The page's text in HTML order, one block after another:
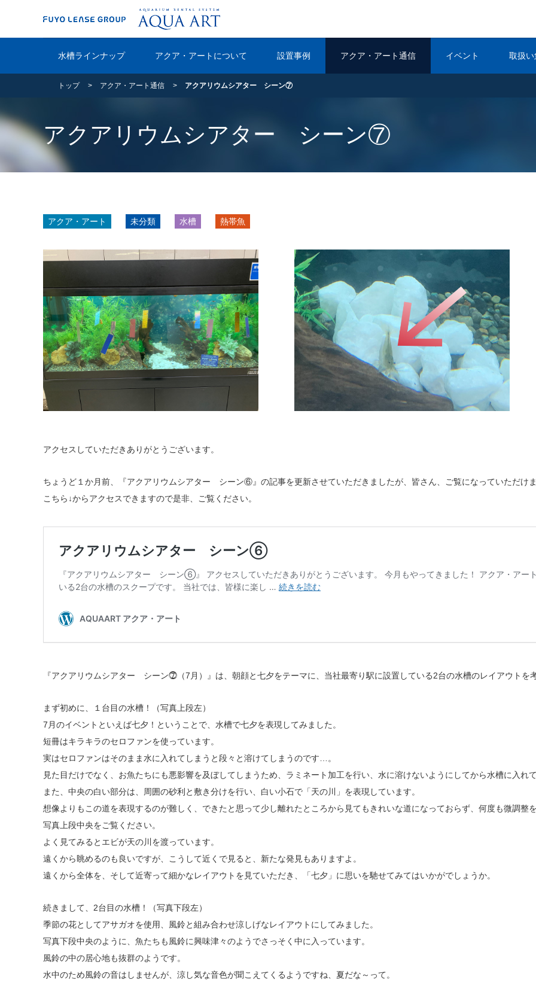
水槽ラインナップ アクア・アートについて 設置事例 アクア・アート通信 イベント 取扱い
トップ アクア・アート通信 アクアリウムシアター シーン⑦
アクアリウムシアター シーン⑦
アクア・アート 未分類 水槽 熱帯魚
アクセスしていただきありがとうございます。
ちょうど１か月前、『アクアリウムシアター シーン⑥』の記事を更新させていただきましたが、皆さん、ご覧になっていただけま
こちら↓からアクセスできますので是非、ご覧ください。
『アクアリウムシアター シーン⓻（7月）』は、朝顔と七夕をテーマに、当社最寄り駅に設置している2台の水槽のレイアウトを
まず初めに、１台目の水槽！（写真上段左）
7月のイベントといえば七夕！ということで、水槽で七夕を表現してみました。
短冊はキラキラのセロファンを使っています。
実はセロファンはそのまま水に入れてしまうと段々と溶けてしまうのです…。
見た目だけでなく、お魚たちにも悪影響を及ぼしてしまうため、ラミネート加工を行い、水に溶けないようにしてから水槽に入れ
また、中央の白い部分は、周囲の砂利と敷き分けを行い、白い小石で「天の川」を表現しています。
想像よりもこの道を表現するのが難しく、できたと思って少し離れたところから見てもきれいな道になっておらず、何度も微調整
写真上段中央をご覧ください。
よく見てみるとエビが天の川を渡っています。
遠くから眺めるのも良いですが、こうして近くで見ると、新たな発見もありますよ。
遠くから全体を、そして近寄って細かなレイアウトを見ていただき、「七夕」に思いを馳せてみてはいかがでしょうか。
続きまして、2台目の水槽！（写真下段左）
季節の花としてアサガオを使用、風鈴と組み合わせ涼しげなレイアウトにしてみました。
写真下段中央のように、魚たちも風鈴に興味津々のようでさっそく中に入っています。
風鈴の中の居心地も抜群のようです。
水中のため風鈴の音はしませんが、涼し気な音色が聞こえてくるようですね、夏だな～って。